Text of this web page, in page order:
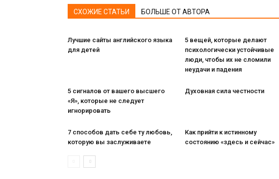
СХОЖИЕ СТАТЬИ БОЛЬШЕ ОТ АВТОРА
Лучшие сайты английского языка
для детей
5 вещей, которые делают
психологически устойчивые
люди, чтобы их не сломили
неудачи и падения
5 сигналов от вашего высшего
«Я», которые не следует
игнорировать
Духовная сила честности
7 способов дать себе ту любовь,
которую вы заслуживаете
Как прийти к истинному
состоянию «здесь и сейчас»